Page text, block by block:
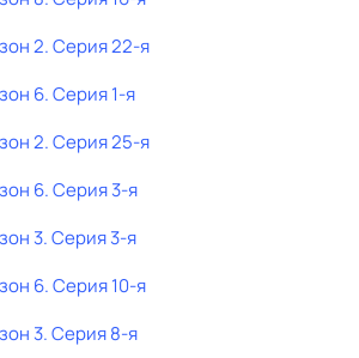
2. Серия 22-я
6. Серия 1-я
2. Серия 25-я
6. Серия 3-я
3. Серия 3-я
6. Серия 10-я
3. Серия 8-я